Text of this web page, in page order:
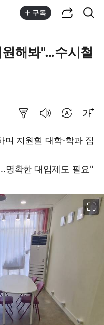
구독
해봐"…수시철
지원할 대학·학과 점
명확한 대입제도 필요"